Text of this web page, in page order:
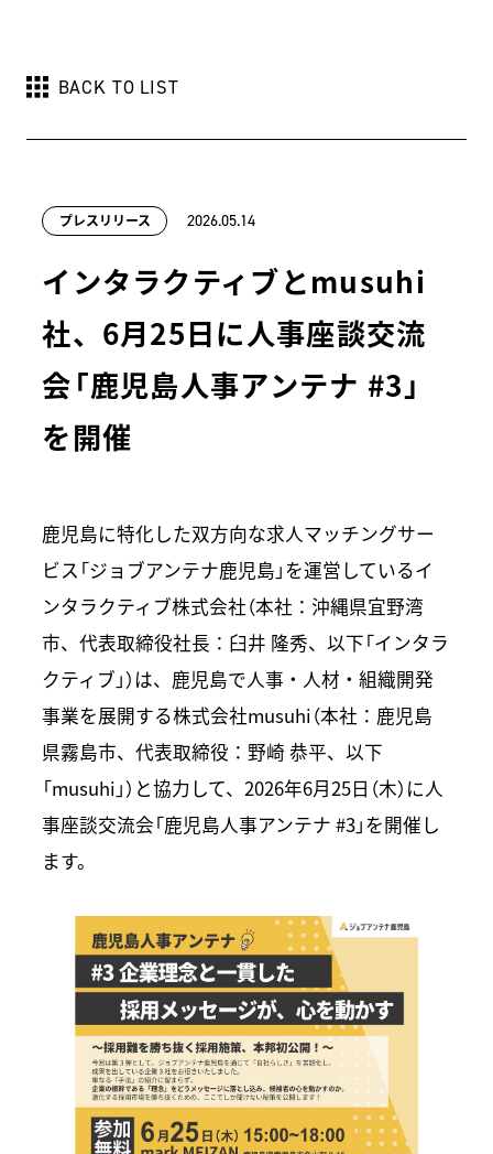
BACK TO LIST
プレスリリース 2026.05.14
インタラクティブとmusuhi
社、6月25日に人事座談交流
会「鹿児島人事アンテナ #3」
を開催
鹿児島に特化した双方向な求人マッチングサー
ビス「ジョブアンテナ鹿児島」を運営しているイ
ンタラクティブ株式会社（本社：沖縄県宜野湾
市、代表取締役社長：臼井 隆秀、以下「インタラ
クティブ」）は、鹿児島で人事・人材・組織開発
事業を展開する株式会社musuhi（本社：鹿児島
県霧島市、代表取締役：野崎 恭平、以下
「musuhi」）と協力して、2026年6月25日（木）に人
事座談交流会「鹿児島人事アンテナ #3」を開催し
ます。